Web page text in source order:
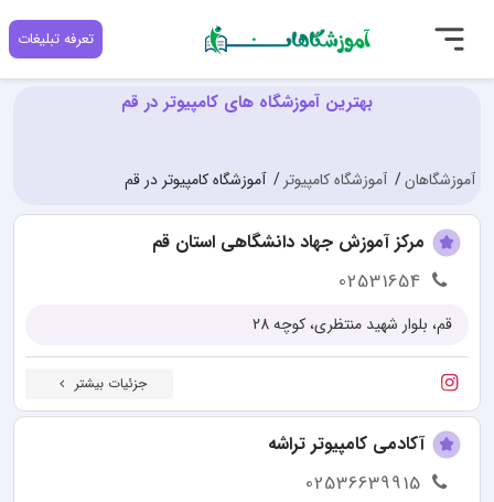
تعرفه تبلیغات
بهترین آموزشگاه های کامپیوتر در قم
آموزشگاهان آموزشگاه کامپیوتر آموزشگاه کامپیوتر در قم
مرکز آموزش جهاد دانشگاهی استان قم
02531654
قم، بلوار شهید منتظری، کوچه 28
جزئیات بیشتر
آکادمی کامپیوتر تراشه
02536639915